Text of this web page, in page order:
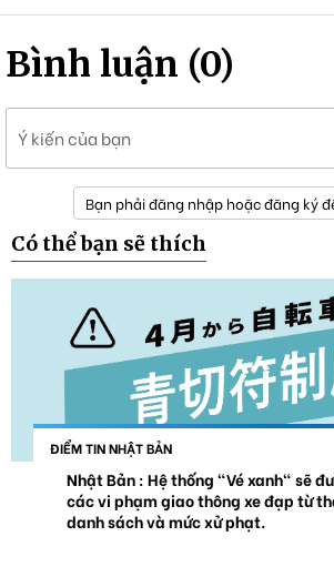
Bình luận (0)
Ý kiến của bạn
Bạn phải đăng nhập hoặc đăng ký
Có thể bạn sẽ thích
ĐIỂM TIN NHẬT BẢN
Nhật Bản : Hệ thống "Vé xanh" sẽ
các vi phạm giao thông xe đạp từ
danh sách và mức xử phạt.